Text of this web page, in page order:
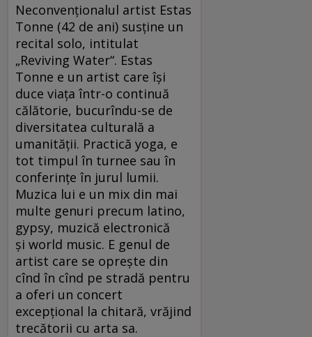
Neconvenţionalul artist Estas
Tonne (42 de ani) susţine un
recital solo, intitulat
„Reviving Water“. Estas
Tonne e un artist care își
duce viaţa într-o continuă
călătorie, bucurîndu-se de
diversitatea culturală a
umanităţii. Practică yoga, e
tot timpul în turnee sau în
conferinţe în jurul lumii.
Muzica lui e un mix din mai
multe genuri precum latino,
gypsy, muzică electronică
şi world music. E genul de
artist care se opreşte din
cînd în cînd pe stradă pentru
a oferi un concert
excepţional la chitară, vrăjind
trecătorii cu arta sa.